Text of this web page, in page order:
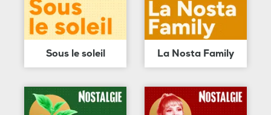
Sous le soleil La Nosta Family